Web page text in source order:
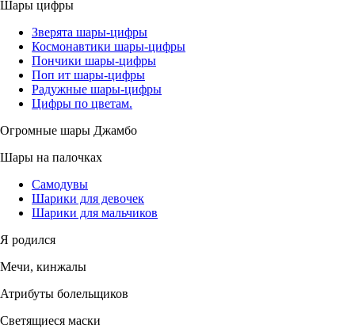
Шары цифры
Зверята шары-цифры
Космонавтики шары-цифры
Пончики шары-цифры
Поп ит шары-цифры
Радужные шары-цифры
Цифры по цветам.
Огромные шары Джамбо
Шары на палочках
Самодувы
Шарики для девочек
Шарики для мальчиков
Я родился
Мечи, кинжалы
Атрибуты болельщиков
Светящиеся маски